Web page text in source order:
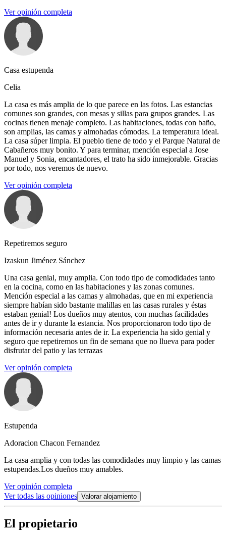
Ver opinión completa
Casa estupenda
Celia
La casa es más amplia de lo que parece en las fotos. Las estancias
comunes son grandes, con mesas y sillas para grupos grandes. Las
cocinas tienen menaje completo. Las habitaciones, todas con baño,
son amplias, las camas y almohadas cómodas. La temperatura ideal.
La casa súper limpia. El pueblo tiene de todo y el Parque Natural de
Cabañeros muy bonito. Y para terminar, mención especial a Jose
Manuel y Sonia, encantadores, el trato ha sido inmejorable. Gracias
por todo, nos veremos de nuevo.
Ver opinión completa
Repetiremos seguro
Izaskun Jiménez Sánchez
Una casa genial, muy amplia. Con todo tipo de comodidades tanto
en la cocina, como en las habitaciones y las zonas comunes.
Mención especial a las camas y almohadas, que en mi experiencia
siempre habían sido bastante malillas en las casas rurales y éstas
estaban genial! Los dueños muy atentos, con muchas facilidades
antes de ir y durante la estancia. Nos proporcionaron todo tipo de
información necesaria antes de ir. La experiencia ha sido genial y
seguro que repetiremos un fin de semana que no llueva para poder
disfrutar del patio y las terrazas
Ver opinión completa
Estupenda
Adoracion Chacon Fernandez
La casa amplia y con todas las comodidades muy limpio y las camas
estupendas.Los dueños muy amables.
Ver opinión completa
Ver todas las opiniones Valorar alojamiento
El propietario